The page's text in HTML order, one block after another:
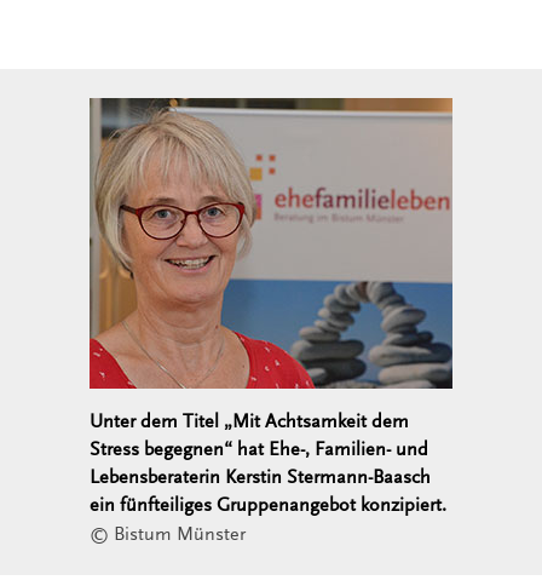
Unter dem Titel „Mit Achtsamkeit dem
Stress begegnen“ hat Ehe-, Familien- und
Lebensberaterin Kerstin Stermann-Baasch
ein fünfteiliges Gruppenangebot konzipiert.
© Bistum Münster